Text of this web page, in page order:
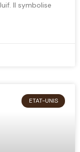
Il symbolise
ETAT-UNIS